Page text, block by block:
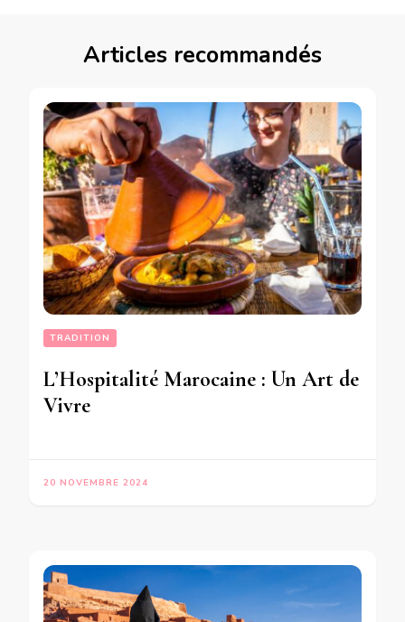
Articles recommandés
TRADITION
L’Hospitalité Marocaine : Un Art de
Vivre
20 NOVEMBRE 2024